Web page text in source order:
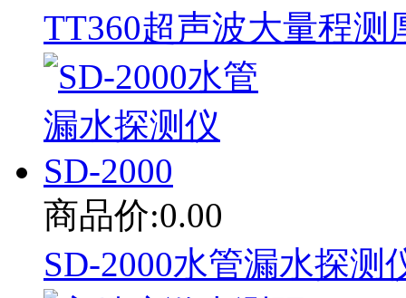
TT360超声波大量程测
商品价:0.00
SD-2000水管漏水探测